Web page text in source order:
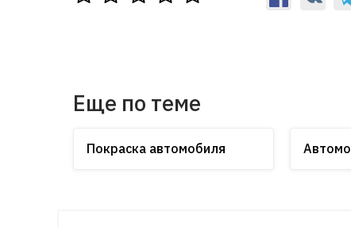
Еще по теме
Покраска автомобиля